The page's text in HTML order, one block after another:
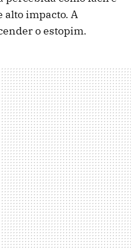
alto impacto. A
o estopim.